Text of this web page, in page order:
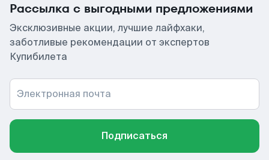
Рассылка с выгодными предложениями
Эксклюзивные акции, лучшие лайфхаки,
заботливые рекомендации от экспертов
Купибилета
Электронная почта
Подписаться